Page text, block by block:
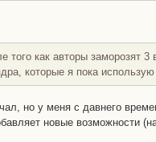
того как авторы
которые я пока
но у меня с давнего
новые возможности